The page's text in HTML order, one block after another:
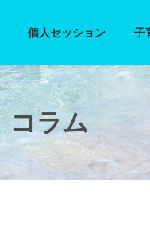
個人セッション 子
コラム